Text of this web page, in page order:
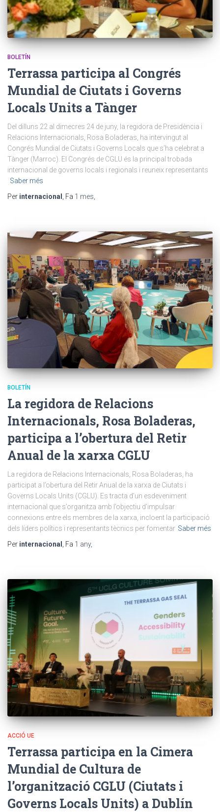
BOLETÍN
Terrassa participa al Congrés
Mundial de Ciutats i Governs
Locals Units a Tànger
Del dilluns 22 al dimecres 24 de juny, la regidora de Presidència i
Relacions Internacionals, Rosa Boladeras, ha intervingut al
Congrés Mundial de Ciutats i Governs Locals que s’ha celebrat a
Tànger (Marroc). El Congrés de CGLU és la principal trobada
internacional de governs locals i regionals i reuneix representants
Saber més
Per internacional , Fa 1 mes
BOLETÍN
La regidora de Relacions
Internacionals, Rosa Boladeras,
participa a l’obertura del Retir
Anual de la xarxa CGLU
La regidora de Relacions Internacionals, Rosa Boladeras, ha
participat a l’obertura del Retir Anual de la xarxa de Ciutats i
Governs Locals Units (CGLU). Es tracta d’un esdeveniment
internacional que s’organitza amb l’objectiu d’impulsar
connexions entre els membres de la xarxa, incloent la participació
dels líders polítics i representants tècnics per fomentar Saber més
Per internacional , Fa 1 any,
ACCIÓ UE
Terrassa participa en la Cimera
Mundial de Cultura de
l’organització CGLU (Ciutats i
Governs Locals Units) a Dublín